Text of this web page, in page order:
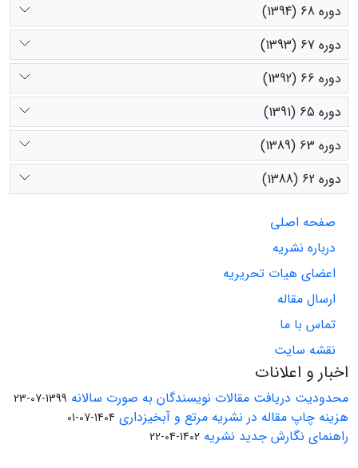
دوره 68 (1394)
دوره 67 (1393)
دوره 66 (1392)
دوره 65 (1391)
دوره 63 (1389)
دوره 62 (1388)
صفحه اصلی
درباره نشریه
اعضای هیات تحریریه
ارسال مقاله
تماس با ما
نقشه سایت
اخبار و اعلانات
محدودیت دریافت مقالات نویسندگان به صورت سالانه 1399-07-23
هزینه چاپ مقاله در نشریه مرتع و آبخیزداری 1404-07-01
راهنمای نگارش جدید نشریه 1402-04-22